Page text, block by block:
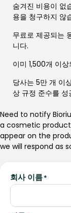
숨겨진 비용이 없
용을 청구하지 않
무료로 제공되는
니다.
이미 1,500개 이
당사는 5만 개 이
상 규정 준수를 성
Need to notify
a cosmetic product
appear on the
we will respond as
회사 이름*